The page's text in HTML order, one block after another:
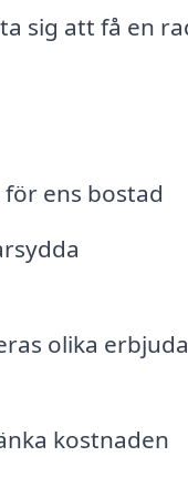
sig att få en
ens bostad
olika
kostnaden